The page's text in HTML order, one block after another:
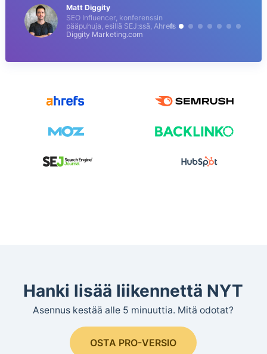
Matt Diggity
SEO Influencer, konferenssin
pääpuhuja, esillä SEJ:ssä, Ahrefs
Diggity Marketing.com
Hanki lisää liikennettä NYT
Asennus kestää alle 5 minuuttia. Mitä odotat?
OSTA PRO-VERSIO